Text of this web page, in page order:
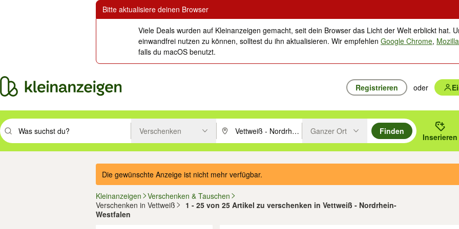
Bitte aktualisiere deinen Browser
Viele Deals wurden auf Kleinanzeigen gemacht, seit dein Browser das Licht der Welt erblickt hat.
einwandfrei nutzen zu können, solltest du ihn aktualisieren. Wir empfehlenGoogle Chrome,
falls du macOS benutzt.
Registrieren oder
Suchbegriff eingeben. Eingabetaste drücken um zu suchen, oder Vorschläge mit den Pfeiltasten nach oben/unten durchsuchen und mit
Verschenken PLZ oder Ort eingeben. Eingabetaste drücken um zu suchen, oder
Ganzer Ort
Finden
Inserieren
Die gewünschte Anzeige ist nicht mehr verfügbar.
Kleinanzeigen
Verschenken & Tauschen
Verschenken in Vettweiß
1 - 25 von 25 Artikel zu verschenken in Vettweiß - Nordrhein-
Westfalen